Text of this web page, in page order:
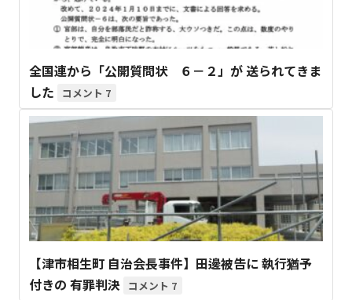
全国連から「公開質問状 ６－２」が 送られてきま
した
7
【津市相生町 自治会長事件】田邊被告に 執行猶予
付きの 有罪判決
7